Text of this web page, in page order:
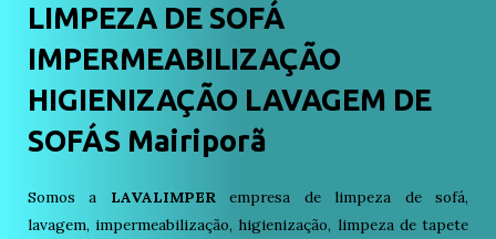
LIMPEZA DE SOFÁ
IMPERMEABILIZAÇÃO
HIGIENIZAÇÃO LAVAGEM DE
SOFÁS Mairiporã
Somos a LAVALIMPERempresa de limpeza de sofá,
lavagem, impermeabilização, higienização, limpeza de tapete